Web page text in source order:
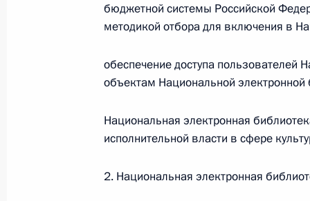
Федеральный закон от
О внесении изменений в статью 9.21
правонарушениях
О ратификации Соглашения между
бюджетной системы Российской
методикой отбора для включения в
обеспечение доступа пользователей
объектам Национальной электронной
Национальная электронная
исполнительной власти в сфере
2. Национальная электронная